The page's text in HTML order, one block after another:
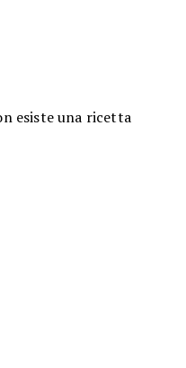
esiste una ricetta